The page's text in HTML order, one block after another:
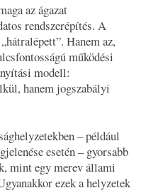
az ágazat
rendszerépítés. A
Hanem az,
működési
modell:
hanem jogszabályi
– például
esetén – gyorsabb
mint egy merev állami
ezek a helyzetek